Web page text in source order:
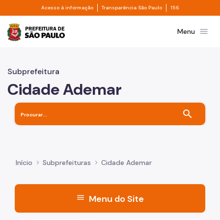
Pular para o Conteúdo principal
Acesso à informação Divisor de acesso à informação
Transparência São Paulo Divisor de
156
Prefeitura de São PauloMenu menu
Subprefeitura
Cidade Ademar
search
Início Subprefeituras Cidade Ademar
menu Menu do Site